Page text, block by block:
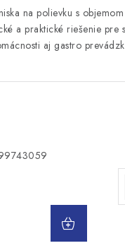
na polievku s
a praktické riešenie pre
aj gastro